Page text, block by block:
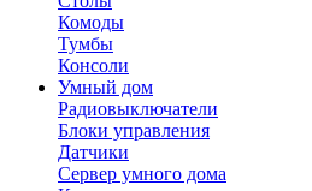
Комоды
Тумбы
Консоли
Умный дом
Радиовыключатели
Блоки управления
Датчики
Сервер умного дома